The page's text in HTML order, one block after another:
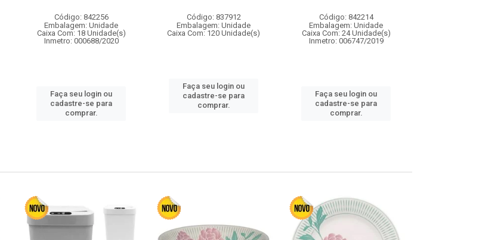
Código: 842256
Embalagem: Unidade
Caixa Com: 18 Unidade(s)
Inmetro: 000688/2020
Faça seu login ou
cadastre-se para
comprar.
Código: 837912
Embalagem: Unidade
Caixa Com: 120 Unidade(s)
Faça seu login ou
cadastre-se para
comprar.
Código: 842214
Embalagem: Unidade
Caixa Com: 24 Unidade(s)
Inmetro: 006747/2019
Faça seu login ou
cadastre-se para
comprar.